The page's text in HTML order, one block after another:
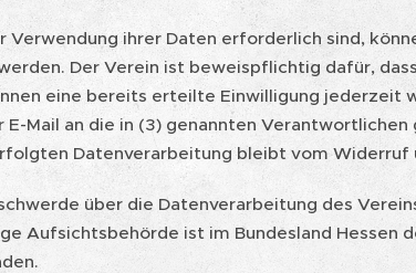
Verwendung ihrer Daten erforderlich sind,
Der Verein ist beweispflichtig dafür,
eine bereits erteilte Einwilligung jederzeit
Mail an die in (3) genannten Verantwortlichen
Datenverarbeitung bleibt vom Widerruf
über die Datenverarbeitung des
Aufsichtsbehörde ist im Bundesland Hessen